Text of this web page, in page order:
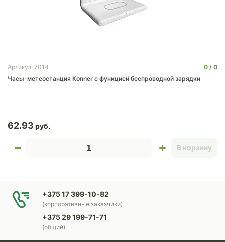
Артикул: 7014 0
0
Часы-метеостанция Konner с функцией беспроводной зарядки
62.93
В корзину
+375 17 399-10-82
(корпоративные заказчики)
+375 29 199-71-71
(общий)